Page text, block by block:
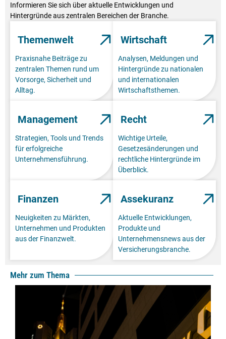
Informieren Sie sich über aktuelle Entwicklungen und
Hintergründe aus zentralen Bereichen der Branche.
Themenwelt
Praxisnahe Beiträge zu
zentralen Themen rund um
Vorsorge, Sicherheit und
Alltag.
Wirtschaft
Analysen, Meldungen und
Hintergründe zu nationalen
und internationalen
Wirtschaftsthemen.
Management
Strategien, Tools und Trends
für erfolgreiche
Unternehmensführung.
Recht
Wichtige Urteile,
Gesetzesänderungen und
rechtliche Hintergründe im
Überblick.
Finanzen
Neuigkeiten zu Märkten,
Unternehmen und Produkten
aus der Finanzwelt.
Assekuranz
Aktuelle Entwicklungen,
Produkte und
Unternehmensnews aus der
Versicherungsbranche.
Mehr zum Thema